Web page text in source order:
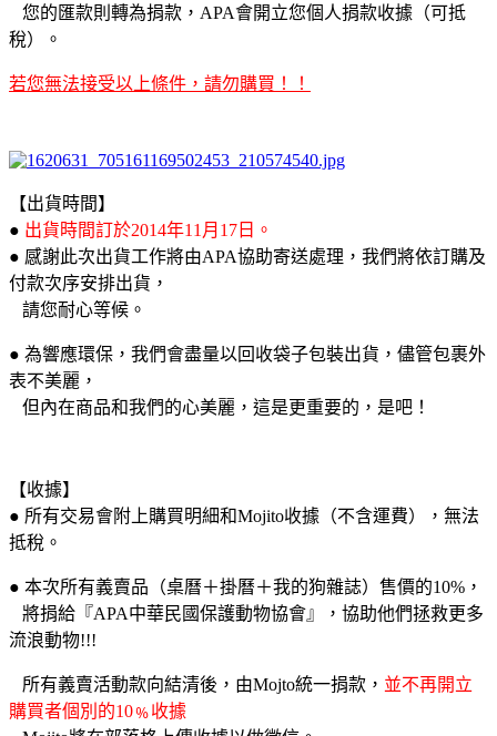
您的匯款則轉為捐款，APA會開立您個人捐款收據（可抵
稅）。
若您無法接受以上條件，請勿購買！！
【出貨時間】
● 出貨時間訂於2014年11月17日。
● 感謝此次出貨工作將由APA協助寄送處理， 我們將依訂購及
付款次序安排出貨，
請您耐心等候。
● 為響應環保，我們會盡量以回收袋子包裝出貨，儘管包裹外
表不美麗，
但內在商品和我們的心美麗，這是更重要的，是吧！
【收據】
● 所有交易會附上購買明細和Mojito收據（不含運費），無法
抵稅。
● 本次所有義賣品（桌曆＋掛曆＋我的狗雜誌）售價的10%，
將捐給『APA中華民國保護動物協會』， 協助他們拯救更多
流浪動物!!!
所有義賣活動款向結清後，由Mojto統一捐款， 並不再開立
購買者個別的10﹪收據